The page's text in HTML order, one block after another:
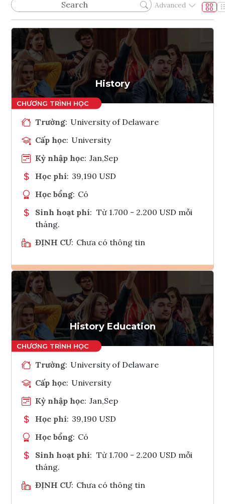
Advanced
History
Trường: University of Delaware
Cấp học: University
Kỳ nhập học: Jan,Sep
Học phí: 39,190 USD
Học bổng: Có
Sinh hoạt phí: Từ 1.700 - 2.200 USD mỗi
tháng.
ĐỊNH CƯ: Chưa có thông tin
Ghi danh
Tham vấn Interlink
History Education
Trường: University of Delaware
Cấp học: University
Kỳ nhập học: Jan,Sep
Học phí: 39,190 USD
Học bổng: Có
Sinh hoạt phí: Từ 1.700 - 2.200 USD mỗi
tháng.
ĐỊNH CƯ: Chưa có thông tin